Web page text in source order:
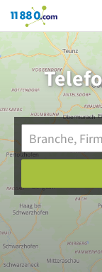
11880.com